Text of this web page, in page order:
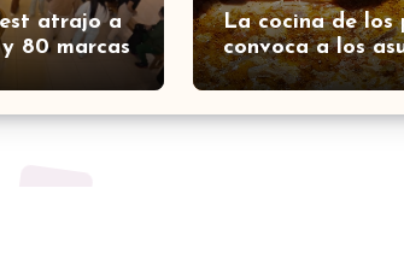
atrajo a
80 marcas
La cocina de los
convoca a los